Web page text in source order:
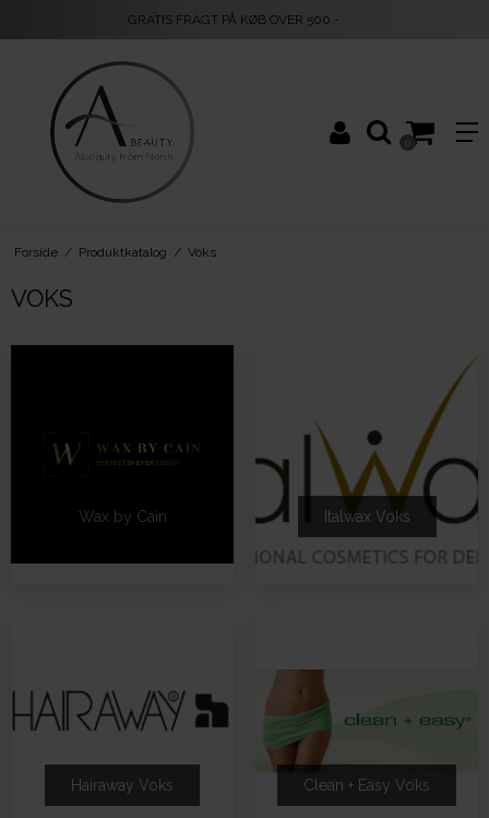
GRATIS FRAGT PÅ KØB OVER 500,-
0
Forside / Produktkatalog / Voks
VOKS
Wax by Cain Italwax Voks
Hairaway Voks Clean + Easy Voks